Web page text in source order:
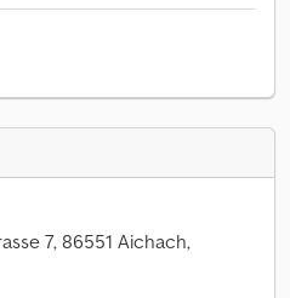
7, 86551 Aichach,